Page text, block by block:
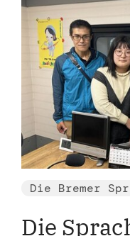
Die Bremer
Die